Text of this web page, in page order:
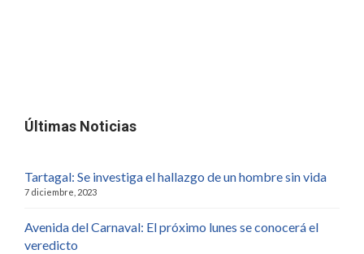
Últimas Noticias
Tartagal: Se investiga el hallazgo de un hombre sin vida
7 diciembre, 2023
Avenida del Carnaval: El próximo lunes se conocerá el
veredicto